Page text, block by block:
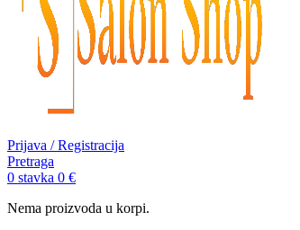
Prijava / Registracija
Pretraga
0 stavka 0 €
Nema proizvoda u korpi.